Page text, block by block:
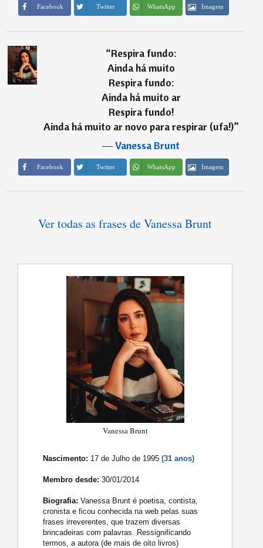
Facebook Twitter WhatsApp Imagem
“Respira fundo:
Ainda há muito
Respira fundo:
Ainda há muito ar
Respira fundo!
Ainda há muito ar novo para respirar (ufa!)”
―Vanessa Brunt
Facebook Twitter WhatsApp Imagem
Ver todas as frases de Vanessa Brunt
Vanessa Brunt
Nascimento: 17 de Julho de 1995(31 anos)
Membro desde: 30/01/2014
Biografia: Vanessa Brunt é poetisa, contista,
cronista e ficou conhecida na web pelas suas
frases irreverentes, que trazem diversas
brincadeiras com palavras. Ressignificando
termos, a autora (de mais de oito livros)